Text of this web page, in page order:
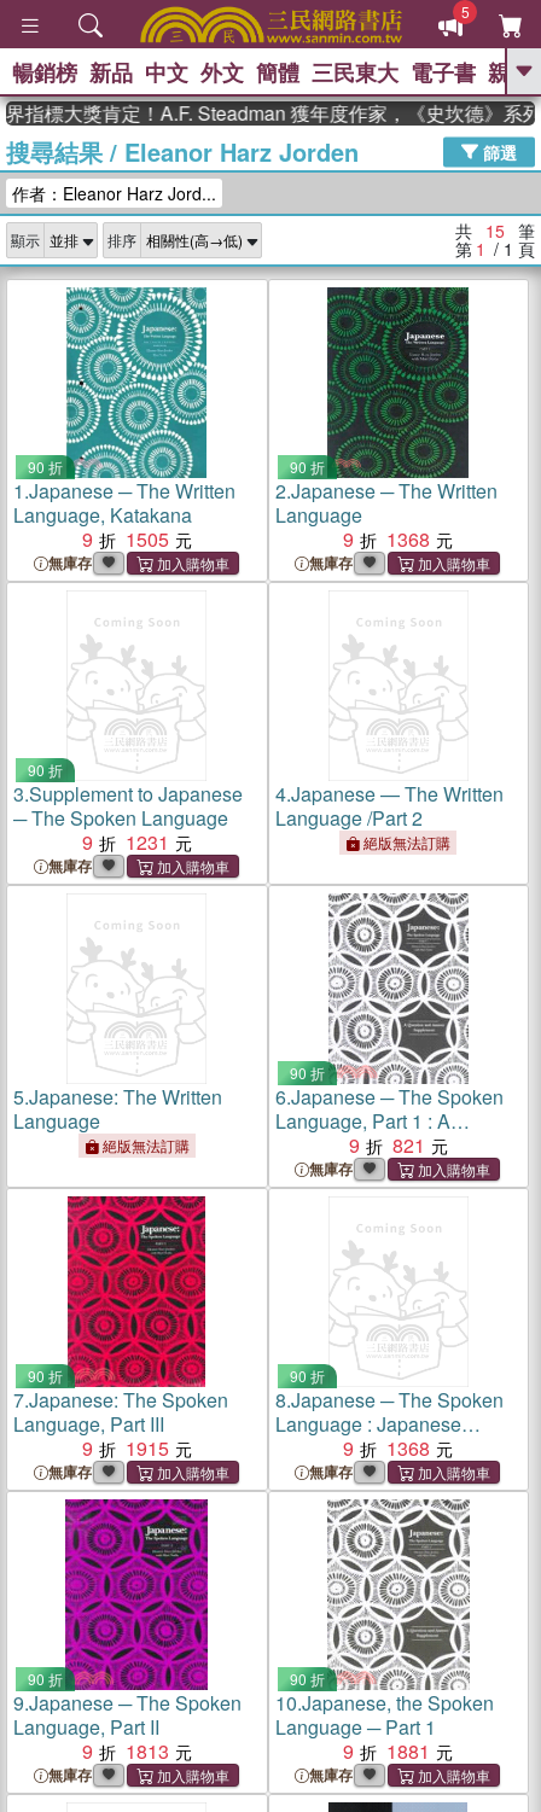
5
GO
熱搜： 東野圭吾 高希均教授回憶錄
、 The Odyssey 、 父親節 、 如果歷
獎 臺灣漫遊錄 、 方念華 、 台灣的李
登輝時代
數學女孩：黎曼猜想 、
偉大的迷走神經
暢銷榜 新品 中文 外文 簡體 三民東大 電子書 親子
標大獎肯定！A.F. Steadman 獲年度作家，《史坎德》系列
搜尋結果/ Eleanor Harz Jorden
篩選
作者：Eleanor Harz Jord...
顯示 排序 共 15 筆
第 1 / 1 頁
90 折
1.Japanese ─ The Written
Language, Katakana
9
1505
無庫存
90 折
2.Japanese ─ The Written
Language
9
1368
無庫存
90 折
3.Supplement to Japanese
─ The Spoken Language
9
1231
無庫存
4.Japanese — The Written
Language /Part 2
絕版無法訂購
5.Japanese: The Written
Language
絕版無法訂購
90 折
6.Japanese ─ The Spoken
Language, Part 1 : A
Question and Answer
Supplement
9 821
無庫存
90 折
7.Japanese: The Spoken
Language, Part III
9
1915
無庫存
90 折
8.Japanese ─ The Spoken
Language : Japanese
Typescript
9 1368
無庫存
90 折
9.Japanese ─ The Spoken
Language, Part II
9
1813
無庫存
90 折
10.Japanese, the Spoken
Language ─ Part 1
9
1881
無庫存